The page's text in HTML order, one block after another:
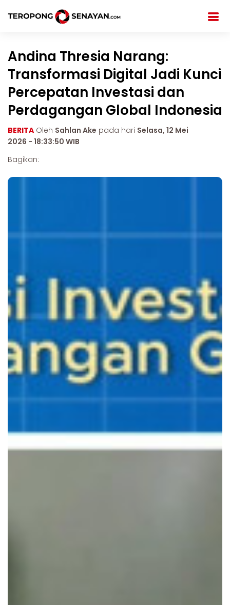
Andina Thresia Narang:
Transformasi Digital Jadi Kunci
Percepatan Investasi dan
Perdagangan Global Indonesia
BERITA Oleh Sahlan Ake pada hari Selasa, 12 Mei
2026 - 18:33:50 WIB
Bagikan: